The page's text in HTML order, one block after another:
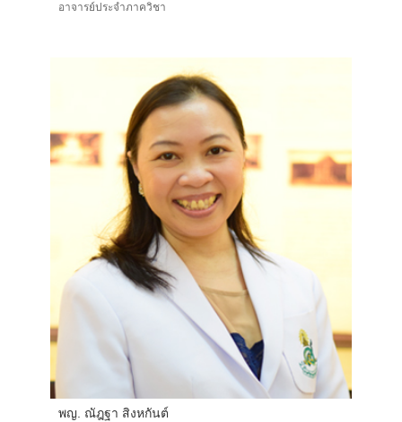
อาจารย์ประจำภาควิชา
พญ. ณัฎฐา สิงหกันต์